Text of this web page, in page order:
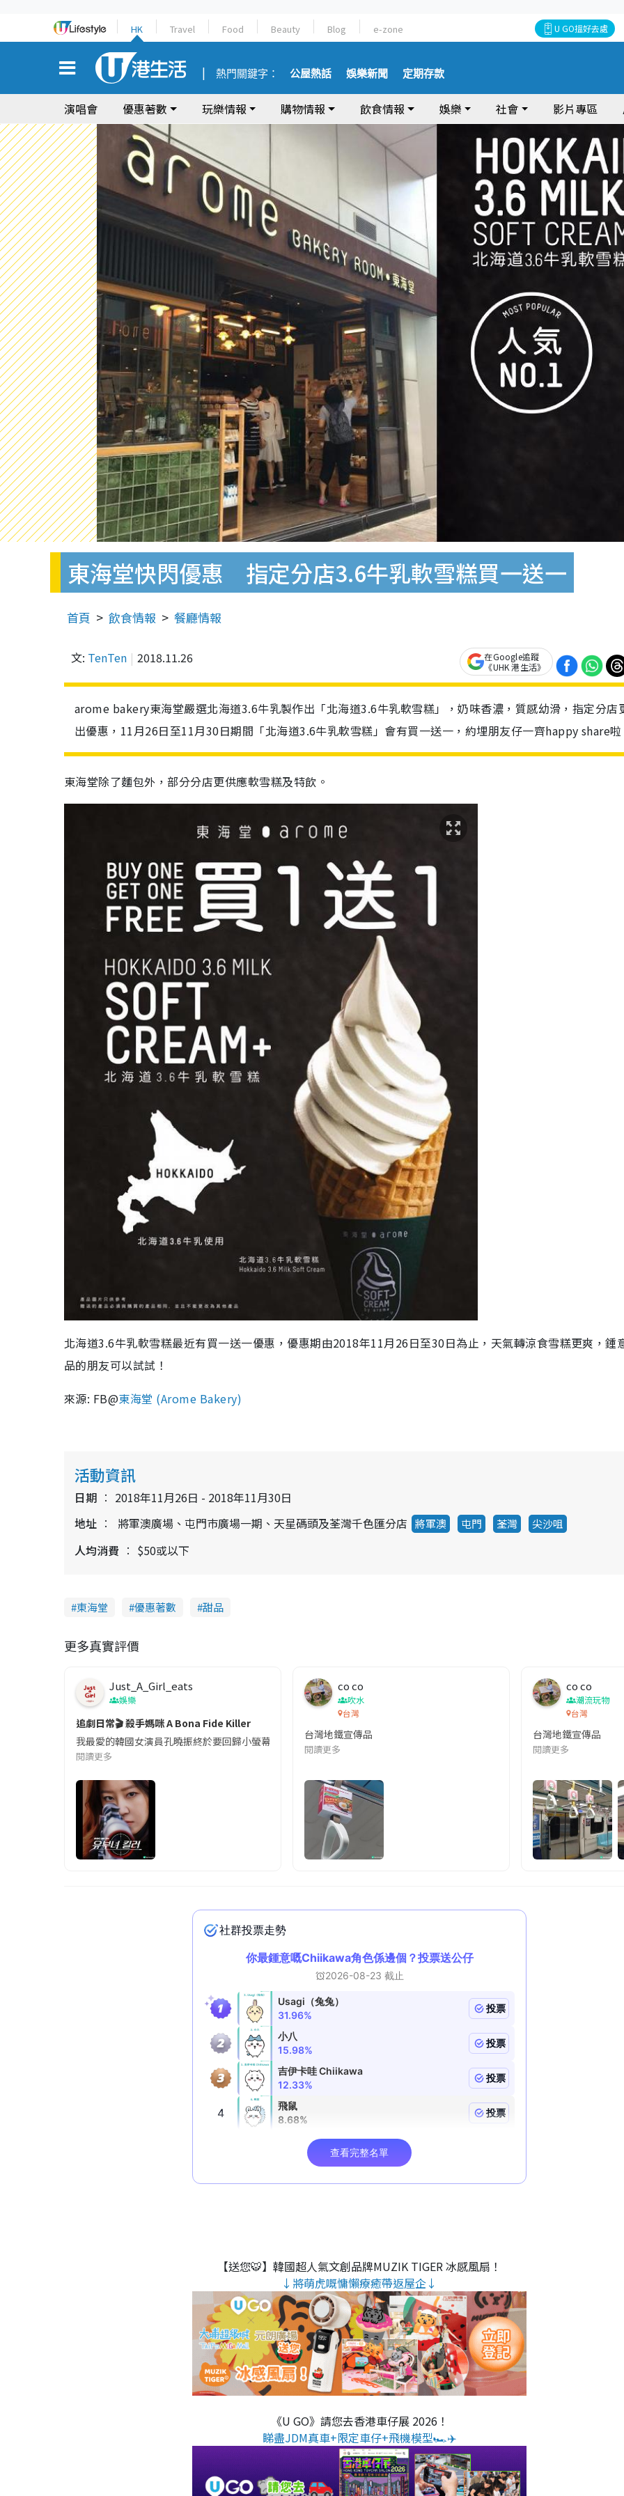
HK Travel Food Beauty Blog e-zone U GO搵好去處
熱門關鍵字： 公屋熱話 娛樂新聞 定期存款
演唱會 優惠著數 玩樂情報 購物情報 飲食情報 娛樂 社會 影片專區
東海堂快閃優惠 指定分店3.6牛乳軟雪糕買一送一
首頁 飲食情報 餐廳情報
文: TenTen 2018.11.26
在Google追蹤
《UHK 港生活》
arome bakery東海堂嚴選北海道3.6牛乳製作出「北海道3.6牛乳軟雪糕」，奶味香濃，質感幼滑，指定分店
出優惠，11月26日至11月30日期間「北海道3.6牛乳軟雪糕」會有買一送一，約埋朋友仔一齊happy share
東海堂除了麵包外，部分分店更供應軟雪糕及特飲。
北海道3.6牛乳軟雪糕最近有買一送一優惠，優惠期由2018年11月26日至30日為止，天氣轉涼食雪糕更爽，鍾
品的朋友可以試試！
來源: FB@東海堂 (Arome Bakery)
活動資訊
日期
2018年11月26日 - 2018年11月30日
地址
將軍澳廣場、屯門巿廣場一期、天星碼頭及荃灣千色匯分店 將軍澳 屯門 荃灣 尖沙咀
人均消費 $50或以下
東海堂 優惠著數 甜品
更多真實評價
Just_A_Girl_eats
娛樂
追劇日常🎬 殺手媽咪 A Bona Fide Killer
我最愛的韓國女演員孔曉振終於要回歸小螢幕啦!這次的劇本改編自同名網絡漫畫,故事主軸圍繞女主角柳寶娜 —— 表面上是一
閱讀更多
co co
吹水
台灣
台灣地鐵宣傳品
閱讀更多
co co
潮流玩物
台灣
台灣地鐵宣傳品
閱讀更多
【送您🐯】韓國超人氣文創品牌MUZIK TIGER 冰感風扇！
↓將萌虎嘅慵懶療癒帶返屋企↓
《U GO》請您去香港車仔展 2026！
睇盡JDM真車+限定車仔+飛機模型🏎️✈️